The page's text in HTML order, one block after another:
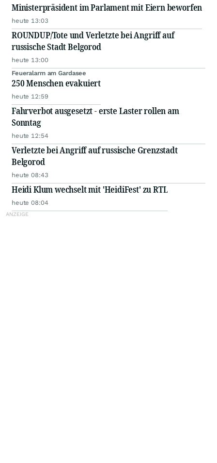
Ministerpräsident im Parlament mit Eiern beworfen
heute 13:03
ROUNDUP/Tote und Verletzte bei Angriff auf
russische Stadt Belgorod
heute 13:00
Feueralarm am Gardasee
250 Menschen evakuiert
heute 12:59
Fahrverbot ausgesetzt - erste Laster rollen am
Sonntag
heute 12:54
Verletzte bei Angriff auf russische Grenzstadt
Belgorod
heute 08:43
Heidi Klum wechselt mit 'HeidiFest' zu RTL
heute 08:04